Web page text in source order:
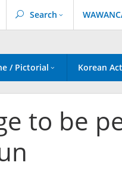
Search
/ Pictorial Korean
to be